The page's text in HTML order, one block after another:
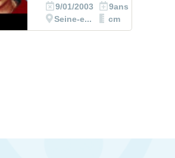
9/01/2003
Seine-e...
9ans
cm